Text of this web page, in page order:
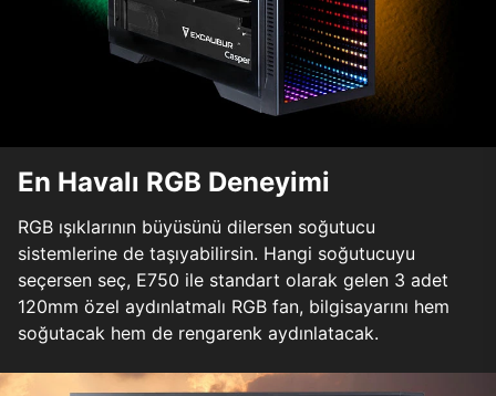
En Havalı RGB Deneyimi
RGB ışıklarının büyüsünü dilersen soğutucu
sistemlerine de taşıyabilirsin. Hangi soğutucuyu
seçersen seç, E750 ile standart olarak gelen 3 adet
120mm özel aydınlatmalı RGB fan, bilgisayarını hem
soğutacak hem de rengarenk aydınlatacak.